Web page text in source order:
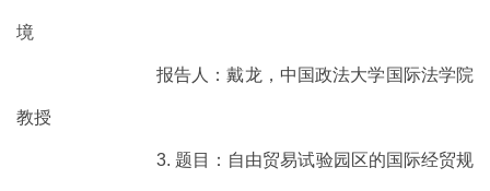
境
报告人：戴龙，中国政法大学国际法学院
教授
3. 题目：自由贸易试验园区的国际经贸规